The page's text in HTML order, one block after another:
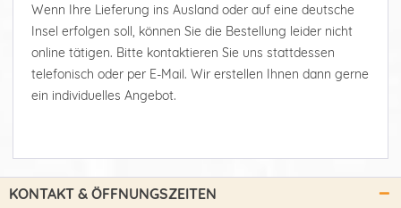
Wenn Ihre Lieferung ins Ausland oder auf eine deutsche
Insel erfolgen soll, können Sie die Bestellung leider nicht
online tätigen. Bitte kontaktieren Sie uns stattdessen
telefonisch oder per E-Mail. Wir erstellen Ihnen dann gerne
ein individuelles Angebot.
KONTAKT & ÖFFNUNGSZEITEN